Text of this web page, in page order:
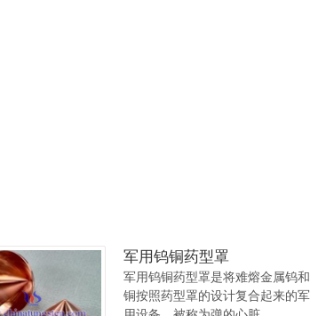
军用钨铜药型罩
军用钨铜药型罩是将难熔金属钨和
铜按照药型罩的设计复合起来的军